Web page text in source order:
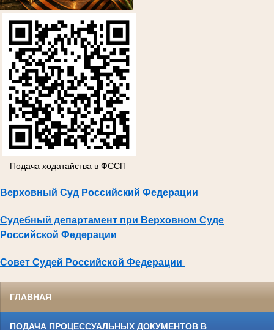
Подача ходатайства в ФССП
Верховный Суд Российский Федерации
Судебный департамент при Верховном Суде
Российской Федерации
Совет Судей Российской Федерации
ГЛАВНАЯ
ПОДАЧА ПРОЦЕССУАЛЬНЫХ ДОКУМЕНТОВ В